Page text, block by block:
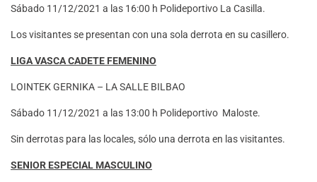
Sábado 11/12/2021 a las 16:00 h Polideportivo La Casilla.
Los visitantes se presentan con una sola derrota en su casillero.
LIGA VASCA CADETE FEMENINO
LOINTEK GERNIKA – LA SALLE BILBAO
Sábado 11/12/2021 a las 13:00 h Polideportivo Maloste.
Sin derrotas para las locales, sólo una derrota en las visitantes.
SENIOR ESPECIAL MASCULINO